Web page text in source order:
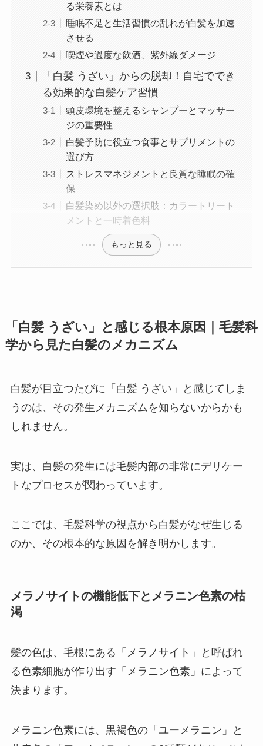
る栄養素とは
睡眠不足と生活習慣の乱れが白髪を加速
させる
喫煙や過度な飲酒、紫外線ダメージ
「白髪 うざい」からの脱却！自宅ででき
る効果的な白髪ケア習慣
頭皮環境を整えるシャンプーとマッサー
ジの重要性
白髪予防に役立つ食事とサプリメントの
選び方
ストレスマネジメントと良質な睡眠の確
保
白髪染め以外の選択肢：カラートリート
メントと一時着色料
もっと見る
「白髪 うざい」と感じる根本原因｜毛髪科
学から見た白髪のメカニズム
白髪が目立つたびに「白髪 うざい」と感じてしま
うのは、その発生メカニズムを知らないからかも
しれません。
実は、白髪の発生には毛髪内部の非常にデリケー
トなプロセスが関わっています。
ここでは、毛髪科学の視点から白髪がなぜ生じる
のか、その根本的な原因を解き明かします。
メラノサイトの機能低下とメラニン色素の枯
渇
髪の色は、毛根にある「メラノサイト」と呼ばれ
る色素細胞が作り出す「メラニン色素」によって
決まります。
メラニン色素には、黒褐色の「ユーメラニン」と